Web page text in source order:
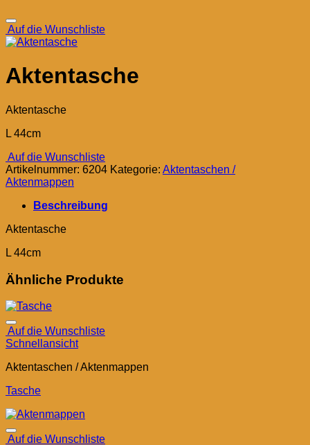
Auf die Wunschliste
Aktentasche
Aktentasche
L 44cm
Auf die Wunschliste
Artikelnummer: 6204 Kategorie: Aktentaschen /
Aktenmappen
Beschreibung
Aktentasche
L 44cm
Ähnliche Produkte
Auf die Wunschliste
Schnellansicht
Aktentaschen / Aktenmappen
Tasche
Auf die Wunschliste